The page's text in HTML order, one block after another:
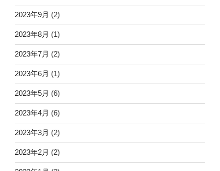
2023年9月 (2)
2023年8月 (1)
2023年7月 (2)
2023年6月 (1)
2023年5月 (6)
2023年4月 (6)
2023年3月 (2)
2023年2月 (2)